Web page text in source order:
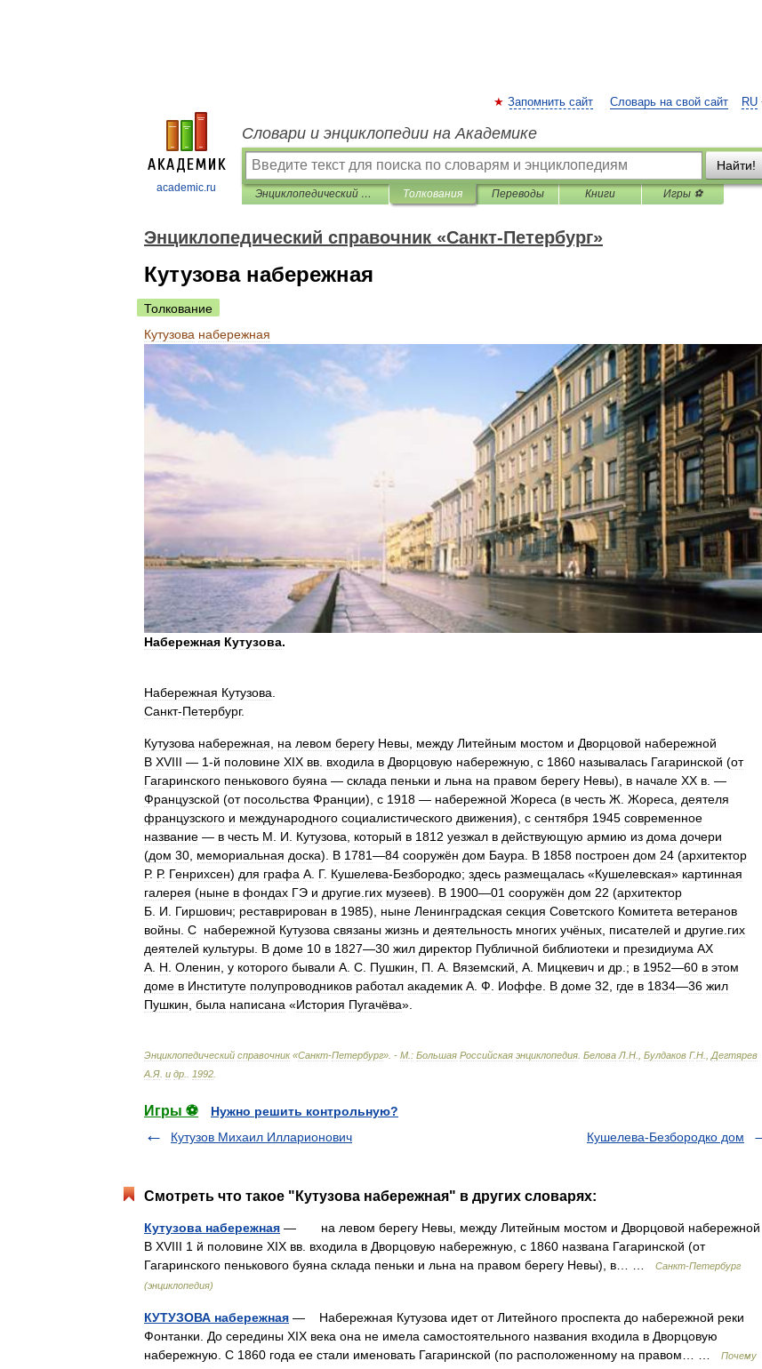
academic.ru
RU
Запомнить сайт Словарь на свой сайт
Словари и энциклопедии на Академике
Найти!
Энциклопедический справочник «Санкт-Петербург» Толкования Переводы Книги Игры ⚽
Энциклопедический справочник «Санкт-Петербург»
Кутузова набережная
Толкование
Кутузова набережная
Набережная Кутузова.
Набережная Кутузова.
Санкт-Петербург.
Кутузова набережная, на левом берегу Невы, между Литейным мостом и Дворцовой набережной
В XVIII — 1-й половине XIX вв. входила в Дворцовую набережную, с 1860 называлась Гагаринской (от
Гагаринского пенькового буяна — склада пеньки и льна на правом берегу Невы), в начале XX в. —
Французской (от посольства Франции), с 1918 — набережной Жореса (в честь Ж. Жореса, деятеля
французского и международного социалистического движения), с сентября 1945 современное
название — в честь М. И. Кутузова, который в 1812 уезжал в действующую армию из дома дочери
(дом 30, мемориальная доска). В 1781—84 сооружён дом Баура. В 1858 построен дом 24 (архитектор
Р. Р. Генрихсен) для графа А. Г. Кушелева-Безбородко; здесь размещалась «Кушелевская» картинная
галерея (ныне в фондах ГЭ и другие.гих музеев). В 1900—01 сооружён дом 22 (архитектор
Б. И. Гиршович; реставрирован в 1985), ныне Ленинградская секция Советского Комитета ветеранов
войны. С набережной Кутузова связаны жизнь и деятельность многих учёных, писателей и другие.гих
деятелей культуры. В доме 10 в 1827—30 жил директор Публичной библиотеки и президиума АХ
А. Н. Оленин, у которого бывали А. С. Пушкин, П. А. Вяземский, А. Мицкевич и др.; в 1952—60 в этом
доме в Институте полупроводников работал академик А. Ф. Иоффе. В доме 32, где в 1834—36 жил
Пушкин, была написана «История Пугачёва».
Энциклопедический справочник«Санкт-Петербург». - М.: Большая Российская энциклопедия. Белова Л.Н., Булдаков Г.Н.,Дегтярев
А.Я. и др.. 1992.
Игры ⚽
Нужно решить контрольную?
Кутузов Михаил Илларионович
Кушелева-Безбородко дом
Смотреть что такое "Кутузова набережная" в других словарях:
Кутузова набережная — на левом берегу Невы, между Литейным мостом и Дворцовой набережной
В XVIII 1 й половине XIX вв. входила в Дворцовую набережную, с 1860 названа Гагаринской (от
Гагаринского пенькового буяна склада пеньки и льна на правом берегу Невы), в… …
Санкт-Петербург
(энциклопедия)
КУТУЗОВА набережная — Набережная Кутузова идет от Литейного проспекта до набережной реки
Фонтанки. До середины XIX века она не имела самостоятельного названия входила в Дворцовую
набережную. С 1860 года ее стали именовать Гагаринской (по расположенному на правом… …
Почему